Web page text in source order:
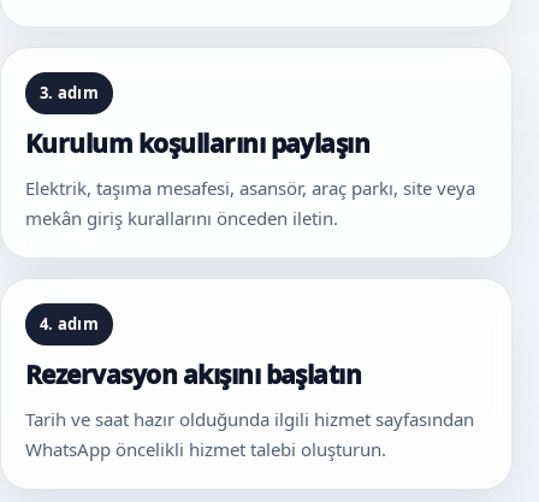
3. adım
Kurulum koşullarını paylaşın
Elektrik, taşıma mesafesi, asansör, araç parkı, site veya
mekân giriş kurallarını önceden iletin.
4. adım
Rezervasyon akışını başlatın
Tarih ve saat hazır olduğunda ilgili hizmet sayfasından
WhatsApp öncelikli hizmet talebi oluşturun.